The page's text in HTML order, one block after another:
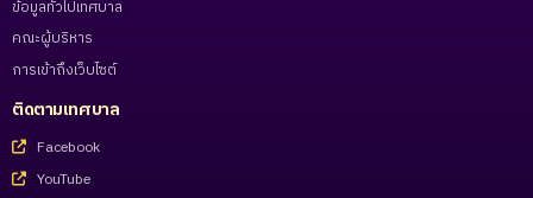
ข้อมูลทั่วไปเทศบาล
คณะผู้บริหาร
การเข้าถึงเว็บไซต์
ติดตามเทศบาล
Facebook
YouTube